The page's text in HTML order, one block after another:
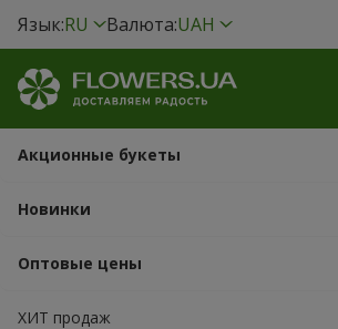
Язык:RU Валюта:UAH
Акционные букеты
Новинки
Оптовые цены
ХИТ продаж